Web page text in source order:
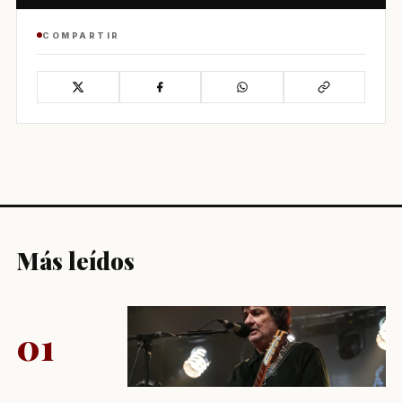
COMPARTIR
Más leídos
01